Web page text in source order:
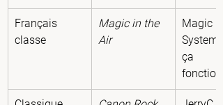
Français
classe
Magic in the
Air
Magic
System
ça